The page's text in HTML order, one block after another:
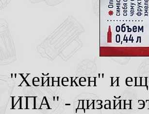
"Хейнекен" и
ИПА" - дизайн